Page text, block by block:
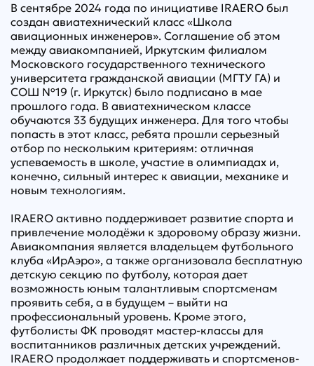
В сентябре 2024 года по инициативе IRAERO был
создан авиатехнический класс «Школа
авиационных инженеров». Соглашение об этом
между авиакомпанией, Иркутским филиалом
Московского государственного технического
университета гражданской авиации (МГТУ ГА) и
СОШ №19 (г. Иркутск) было подписано в мае
прошлого года. В авиатехническом классе
обучаются 33 будущих инженера. Для того чтобы
попасть в этот класс, ребята прошли серьезный
отбор по нескольким критериям: отличная
успеваемость в школе, участие в олимпиадах и,
конечно, сильный интерес к авиации, механике и
новым технологиям.
IRAERO активно поддерживает развитие спорта и
привлечение молодёжи к здоровому образу жизни.
Авиакомпания является владельцем футбольного
клуба «ИрАэро», а также организовала бесплатную
детскую секцию по футболу, которая дает
возможность юным талантливым спортсменам
проявить себя, а в будущем – выйти на
профессиональный уровень. Кроме этого,
футболисты ФК проводят мастер-классы для
воспитанников различных детских учреждений.
IRAERO продолжает поддерживать и спортсменов-